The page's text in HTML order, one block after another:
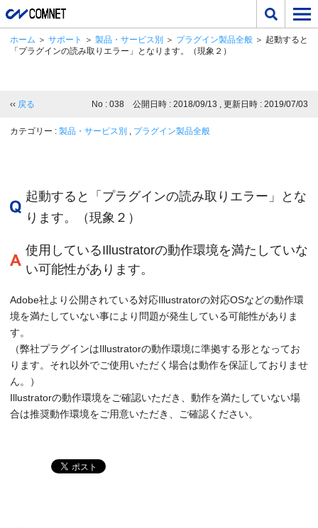
ホーム ＞ サポート ＞ 製品・サービス別 ＞ プラグイン製品全般 ＞ 起動すると
「プラグインの読み取りエラー」となります。（現象２）
‹‹ 戻る No : 038 公開日時 : 2018/09/13 , 更新日時 : 2019/07/03
カテゴリー : 製品・サービス別 , プラグイン製品全般
起動すると「プラグインの読み取りエラー」とな
ります。（現象２）
使用しているIllustratorの動作環境を満たしていな
い可能性があります。
Adobe社より公開されている対応Illustratorの対応OSなどの動作環
境を満たしていない事により問題が発生している可能性がありま
す。
（弊社プラグインはIllustratorの動作環境に準拠する形となってお
ります。それ以外でご使用いただく場合は動作を保証しておりませ
ん。）
Illustratorの動作環境をご確認いただき、動作を満たしていない場
合は推奨動作環境をご用意いただき、ご確認ください。